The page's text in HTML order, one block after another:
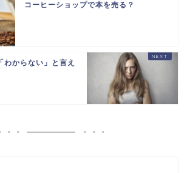
コーヒーショップで本を売る？
わからない」と言え